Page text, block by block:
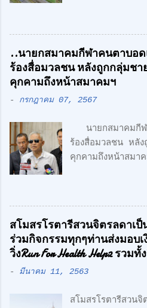
สไตล์ Modern
ศักดิ์สิทธิ์ คูณรัตน
ศักดิ์ เปิดตัวสาชา
สมัย สะดวกสบาย
ชั้น + 1 ชั้นลอย
นาที จากรถไฟฟ้า
ของโครงการ
Ultimate
ความเรียบง่าย คื
Design วัสดุทุกชิ้น
ความลงตัว และมีร
ตั้งอยู่บน ถนนเลียบ
(ลำลูกกา) สุดยอ
..นายกสมาคมกีฬาคนตาบอด
ร้องสื่อมวลชน หลังถูกกลุ่มชา
คุกคามถึงหน้าสมาคมฯ
- กรกฎาคม 07, 2567
นายกสมาคมกีฬ
ร้องสื่อมวลชน หลัง
คุกคามถึงหน้
สื่อมวลชน หลังถูก
กลั่นแกล้ง จากก
ตาบอด เดินทางไป
สิน นายกรัฐมนตรี เ
และให้ตรวจสอบกา
รัฐบาล จำนวน
สมาชิกรับสลากฯกั
สโมสรโรตารีสวนจิตรลดาเ
ร่วมกิจกรรมทุกๆท่านส่งมอบ
วิ่งRun For Health Help2 รวมทั้
- มีนาคม 11, 2563
สโมสรโรตารีสวน